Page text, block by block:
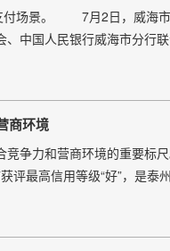
付场景。 7月2日，威海市
中国人民银行威海市分行
商环境
争力和营商环境的重要标
评最高信用等级“好”，是
、以诚信惠及市场主体